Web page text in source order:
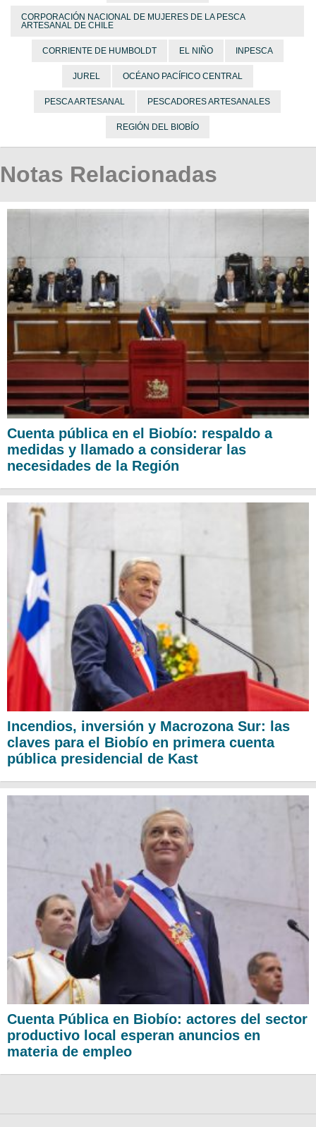
CORPORACIÓN NACIONAL DE MUJERES DE LA PESCA
ARTESANAL DE CHILE
CORRIENTE DE HUMBOLDT EL NIÑO INPESCA
JUREL OCÉANO PACÍFICO CENTRAL
PESCA ARTESANAL PESCADORES ARTESANALES
REGIÓN DEL BIOBÍO
Notas Relacionadas
Cuenta pública en el Biobío: respaldo a
medidas y llamado a considerar las
necesidades de la Región
Incendios, inversión y Macrozona Sur: las
claves para el Biobío en primera cuenta
pública presidencial de Kast
Cuenta Pública en Biobío: actores del sector
productivo local esperan anuncios en
materia de empleo